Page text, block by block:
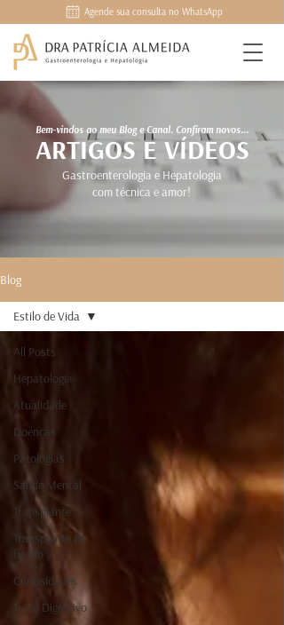
Agende sua consulta no WhatsApp
Bem-vindos ao meu Blog e Canal. Confiram novos...
ARTIGOS E VÍDEOS
Gastroenterologia e Hepatologia
com técnica e amor!
Blog
All Posts
Hepatologia
Atualidade
Doenças
Patologias
Saúde Mental
Transplante
Transplante de
figado
Curiosidades
Trato Digestivo
Estilo de Vida